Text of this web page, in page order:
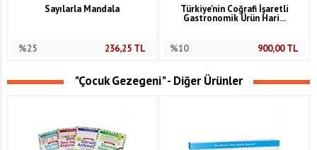
Sayılarla Mandala
%25 236,25TL
Türkiye'nin Coğrafi İşaretli
Gastronomik Ürün Hari...
%10 900,00TL
"Çocuk Gezegeni" - Diğer Ürünler